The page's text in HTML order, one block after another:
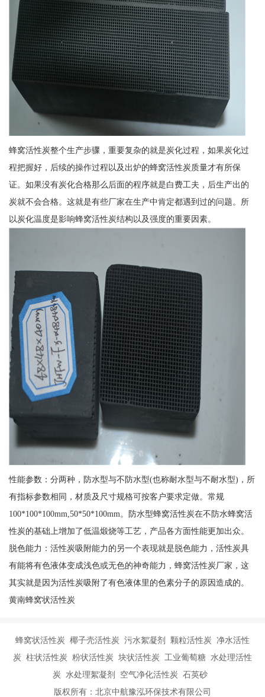
蜂窝活性炭整个生产步骤，重要复杂的就是炭化过程，如果炭化过
程把握好，后续的操作过程以及出炉的蜂窝活性炭质量才有所保
证。如果没有炭化合格那么后面的程序就是白费工夫，后生产出的
炭就不会合格。这就是有些厂家在生产中肯定都遇到过的问题。所
以炭化温度是影响蜂窝活性炭结构以及强度的重要因素。
性能参数：分两种，防水型与不防水型(也称耐水型与不耐水型)，所
有指标参数相同，材质及尺寸规格可按客户要求定做。常规
100*100*100mm,50*50*100mm。防水型蜂窝活性炭在不防水蜂窝活
性炭的基础上增加了低温煅烧等工艺，产品各方面性能更加出众。
脱色能力：活性炭吸附能力的另一个表现就是脱色能力，活性炭具
有能将有色液体变成浅色或无色的神奇能力，蜂窝活性炭厂家，这
其实就是因为活性炭吸附了有色液体里的色素分子的原因造成的。
黄南蜂窝状活性炭
蜂窝状活性炭 椰子壳活性炭 污水絮凝剂 颗粒活性炭 净水活性
炭 柱状活性炭 粉状活性炭 块状活性炭 工业葡萄糖 水处理活性
炭 水处理絮凝剂 空气净化活性炭 石英砂
版权所有：北京中航豫泓环保技术有限公司